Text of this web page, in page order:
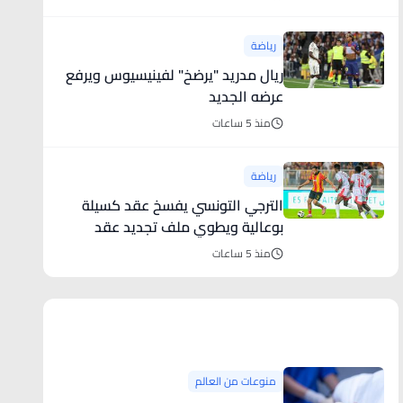
رياضة
ريال مدريد "يرضخ" لفينيسيوس ويرفع
عرضه الجديد
منذ 5 ساعات
رياضة
الترجي التونسي يفسخ عقد كسيلة
بوعالية ويطوي ملف تجديد عقد
بلايلي ا
منذ 5 ساعات
منوعات من العالم